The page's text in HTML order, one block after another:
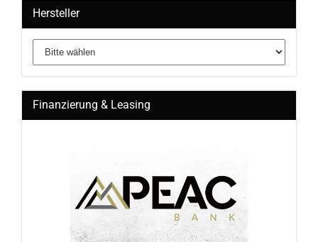
Hersteller
Finanzierung & Leasing